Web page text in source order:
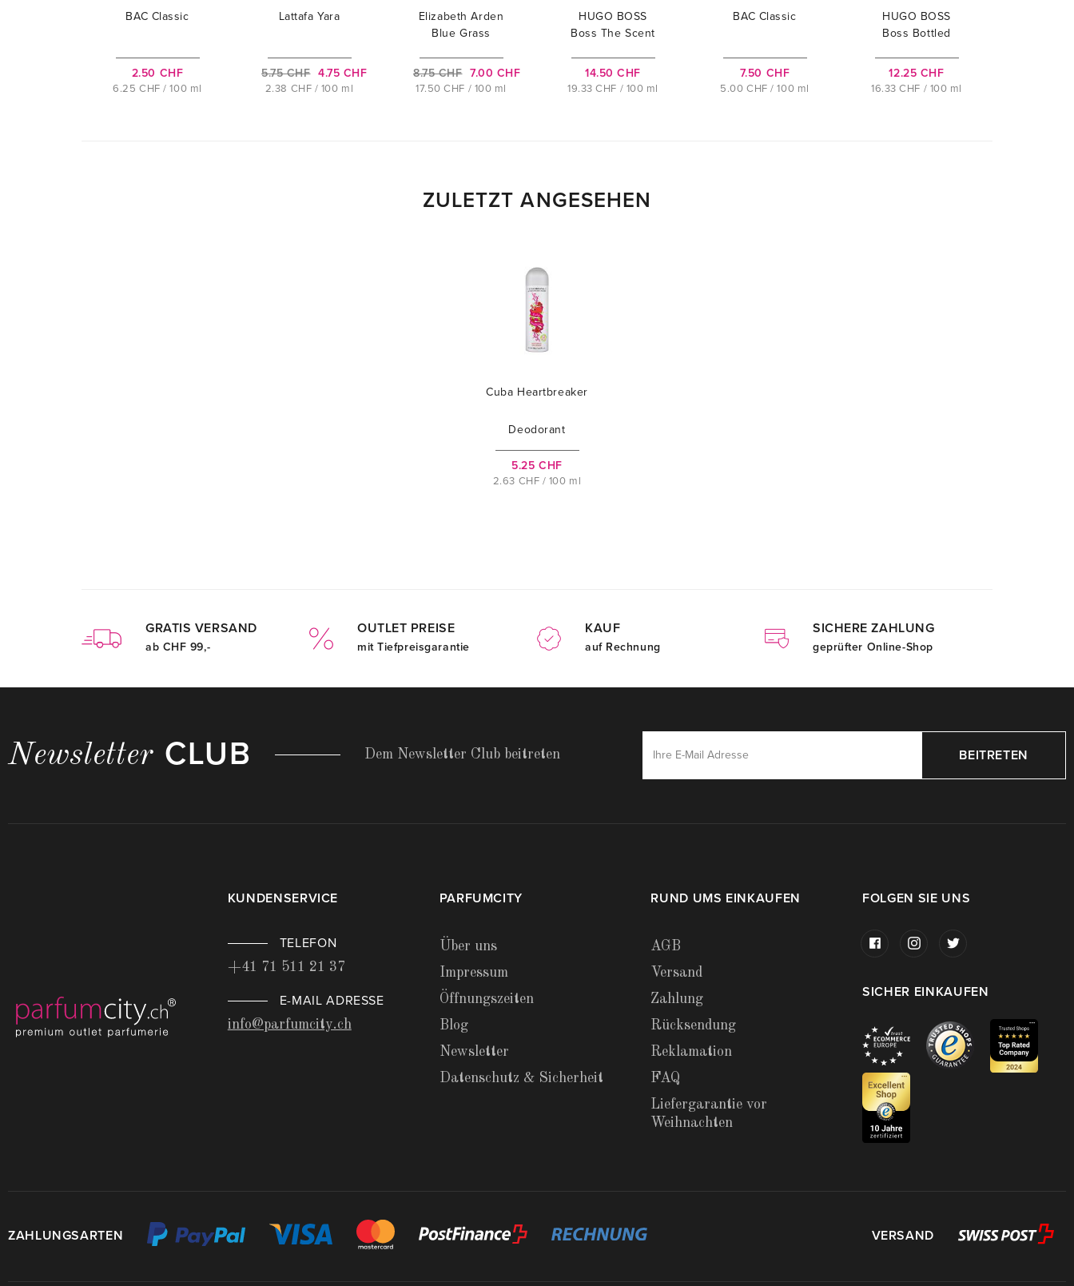
BAC Classic
2.50 CHF
6.25 CHF / 100 ml
Lattafa Yara
5.75 CHF 4.75 CHF
2.38 CHF / 100 ml
Elizabeth Arden
Blue Grass
8.75 CHF 7.00 CHF
17.50 CHF / 100 ml
HUGO BOSS
Boss The Scent
14.50 CHF
19.33 CHF / 100 ml
BAC Classic
7.50 CHF
5.00 CHF / 100 ml
HUGO BOSS
Boss Bottled
12.25 CHF
16.33 CHF / 100 ml
ZULETZT ANGESEHEN
Cuba Heartbreaker
Deodorant
5.25 CHF
2.63 CHF / 100 ml
GRATIS VERSAND
ab CHF 99,-
OUTLET PREISE
mit Tiefpreisgarantie
KAUF
auf Rechnung
SICHERE ZAHLUNG
geprüfter Online-Shop
Newsletter CLUB Dem Newsletter Club beitreten BEITRETEN
KUNDENSERVICE
TELEFON
+41 71 511 21 37
E-MAIL ADRESSE
info@parfumcity.ch
PARFUMCITY
Über uns
Impressum
Öffnungszeiten
Blog
Newsletter
Datenschutz & Sicherheit
RUND UMS EINKAUFEN
AGB
Versand
Zahlung
Rücksendung
Reklamation
FAQ
Liefergarantie vor
Weihnachten
FOLGEN SIE UNS
SICHER EINKAUFEN
ZAHLUNGSARTEN VERSAND